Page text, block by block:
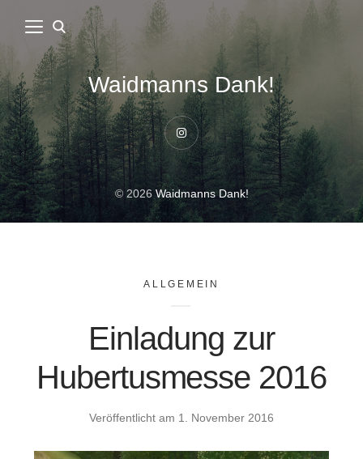
Waidmanns Dank!
Instagram
© 2026Waidmanns Dank!
ALLGEMEIN
Einladung zur
Hubertusmesse 2016
Veröffentlicht am 1. November 2016